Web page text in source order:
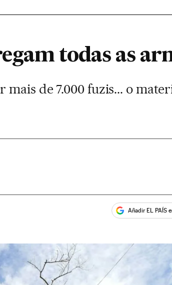
todas as
mais de 7.000 fuzis... o
Añadir EL PAÍS